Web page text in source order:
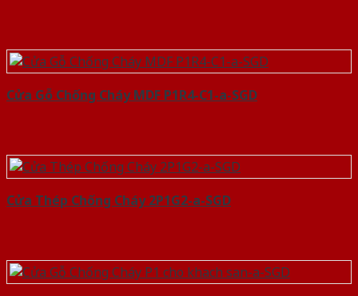
Cửa Gỗ Chống Cháy MDF P1R4-C1-a-SGD
Cửa Thép Chống Cháy 2P1G2-a-SGD